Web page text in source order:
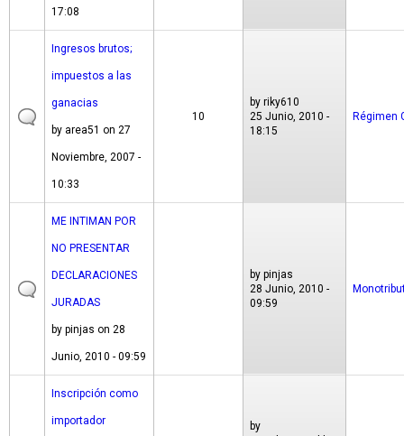
17:08
Ingresos brutos;
impuestos a las
ganacias
by area51 on 27
Noviembre, 2007 -
10:33
10
by riky610
25 Junio, 2010 -
18:15
Régimen
ME INTIMAN POR
NO PRESENTAR
DECLARACIONES
JURADAS
by pinjas on 28
Junio, 2010 - 09:59
by pinjas
28 Junio, 2010 -
09:59
Inscripción como
importador
by